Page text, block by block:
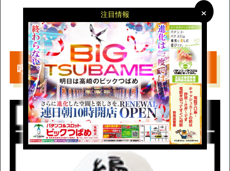
×
×
注目情報
呼ばれちゃった……。